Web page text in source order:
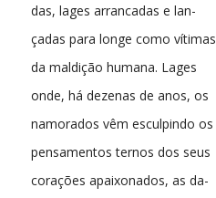
das, lages arrancadas e lan-
çadas para longe como vítimas
da maldição humana. Lages
onde, há dezenas de anos, os
namorados vêm esculpindo os
pensamentos ternos dos seus
corações apaixonados, as da-